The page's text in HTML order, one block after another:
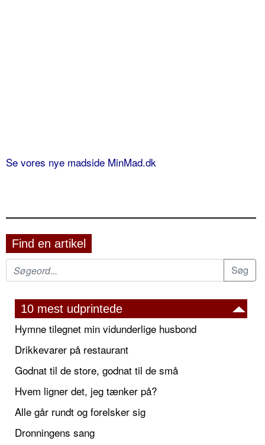
Se vores nye madside MinMad.dk
Find en artikel
10 mest udprintede
Hymne tilegnet min vidunderlige husbond
Drikkevarer på restaurant
Godnat til de store, godnat til de små
Hvem ligner det, jeg tænker på?
Alle går rundt og forelsker sig
Dronningens sang